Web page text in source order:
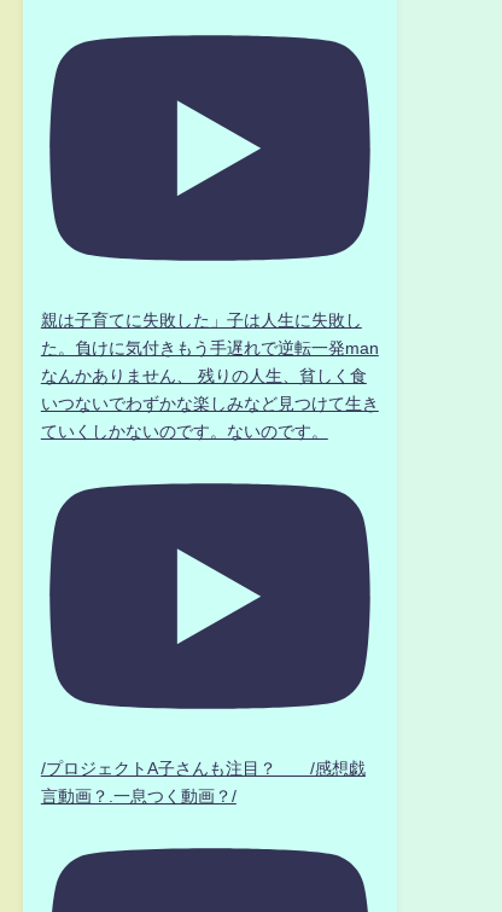
親は子育てに失敗した」子は人生に失敗し
た。負けに気付きもう手遅れで逆転一発man
なんかありません、 残りの人生、貧しく食
いつないでわずかな楽しみなど見つけて生き
ていくしかないのです。ないのです。
/プロジェクトA子さんも注目？ /感想戯
言動画？.一息つく動画？/